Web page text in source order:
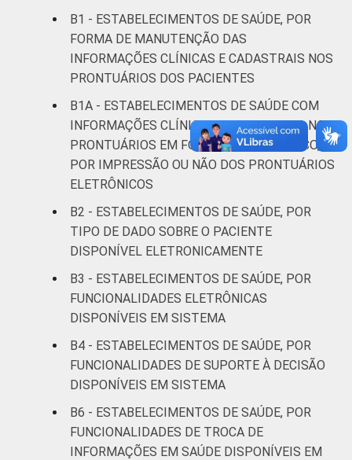
Serviço de
apoio à
diagnose e
terapia
81
IDENTIFICAÇÃO DE
UNIDADE BÁSICA
DE SAÚDE
UBS 80
Não UBS 79
Interior
"Fonte: CGI/NIC.br, Centro Regional de
Estudos para o Desenvolvimento da
Sociedade da Informação (Cetic.br),
Pesquisa sobre o uso das tecnologias de
informação e comunicação nos
estabelecimentos de saúde brasileiros – TIC
Saúde 2018. ¹Cada item apresentado se
refere apenas aos resultados da alternativa
""Sim""."
B1 - ESTABELECIMENTOS DE SAÚDE, POR
FORMA DE MANUTENÇÃO DAS
INFORMAÇÕES CLÍNICAS E CADASTRAIS NOS
PRONTUÁRIOS DOS PACIENTES
B1A - ESTABELECIMENTOS DE SAÚDE COM
INFORMAÇÕES CLÍNICAS E CADASTRAIS NOS
PRONTUÁRIOS EM FORMATO ELETRÔNICO,
POR IMPRESSÃO OU NÃO DOS PRONTUÁRIOS
ELETRÔNICOS
B2 - ESTABELECIMENTOS DE SAÚDE, POR
TIPO DE DADO SOBRE O PACIENTE
DISPONÍVEL ELETRONICAMENTE
B3 - ESTABELECIMENTOS DE SAÚDE, POR
FUNCIONALIDADES ELETRÔNICAS
DISPONÍVEIS EM SISTEMA
B4 - ESTABELECIMENTOS DE SAÚDE, POR
FUNCIONALIDADES DE SUPORTE À DECISÃO
DISPONÍVEIS EM SISTEMA
B6 - ESTABELECIMENTOS DE SAÚDE, POR
FUNCIONALIDADES DE TROCA DE
INFORMAÇÕES EM SAÚDE DISPONÍVEIS EM